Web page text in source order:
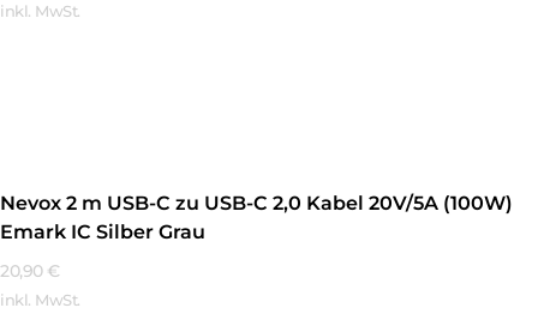
inkl. MwSt.
Nevox 2 m USB-C zu USB-C 2,0 Kabel 20V/5A (100W)
Emark IC Silber Grau
20,90 €
inkl. MwSt.